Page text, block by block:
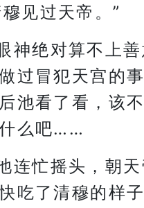
穆见过天帝。”
神绝对算不上
过冒犯天宫的
池看了看，该
么吧……
连忙摇头，朝
吃了清穆的样